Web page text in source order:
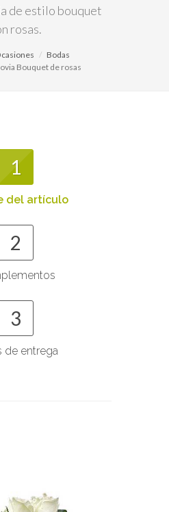
de estilo bouquet
rosas.
Bodas
Bouquet de rosas
1
del artículo
2
3
de entrega